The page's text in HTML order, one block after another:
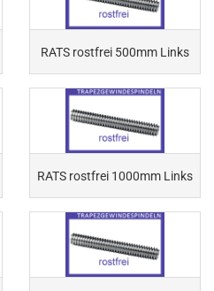
RATS rostfrei 500mm Links
RATS rostfrei 1000mm Links